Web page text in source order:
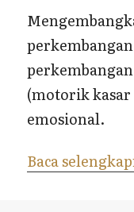
(motorik kasar
emosional.
Baca